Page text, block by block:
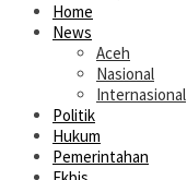
Home
News
Aceh
Nasional
Internasional
Politik
Hukum
Pemerintahan